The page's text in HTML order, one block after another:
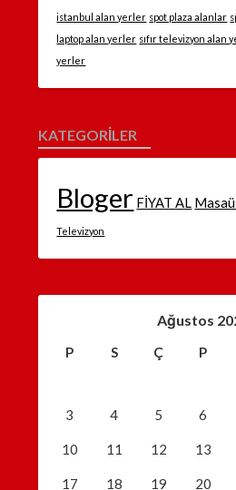
istanbul alan yerler spot plaza alanlar
laptop alan yerler sıfır televizyon alan
yerler
KATEGORILER
Bloger FİYAT AL
Televizyon
Ağustos
P S Ç P
3 4 5 6
10 11 12 13
17 18 19 20